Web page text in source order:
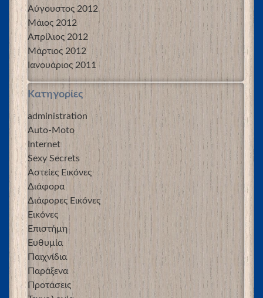
Αύγουστος 2012
Μάιος 2012
Απρίλιος 2012
Μάρτιος 2012
Ιανουάριος 2011
Kατηγορίες
administration
Auto-Moto
Internet
Sexy Secrets
Αστείες Εικόνες
Διάφορα
Διάφορες Εικόνες
Εικόνες
Επιστήμη
Ευθυμία
Παιχνίδια
Παράξενα
Προτάσεις